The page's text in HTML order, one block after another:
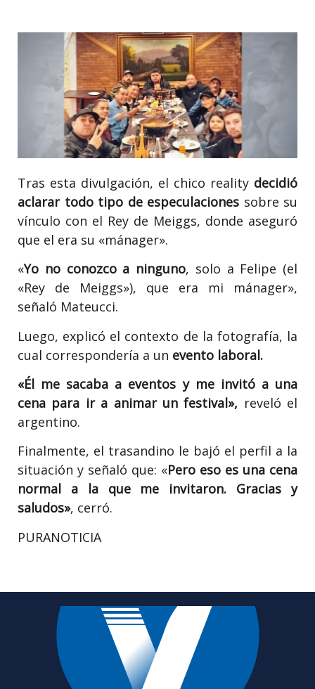
Tras esta divulgación, el chico reality decidió
aclarar todo tipo de especulaciones sobre su
vínculo con el Rey de Meiggs, donde aseguró
que el era su «mánager».
«Yo no conozco a ninguno, solo a Felipe (el
«Rey de Meiggs»), que era mi mánager»,
señaló Mateucci.
Luego, explicó el contexto de la fotografía, la
cual correspondería a un evento laboral.
«Él me sacaba a eventos y me invitó a una
cena para ir a animar un festival», reveló el
argentino.
Finalmente, el trasandino le bajó el perfil a la
situación y señaló que: «Pero eso es una cena
normal a la que me invitaron. Gracias y
saludos», cerró.
PURANOTICIA